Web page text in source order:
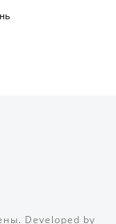
Developed by